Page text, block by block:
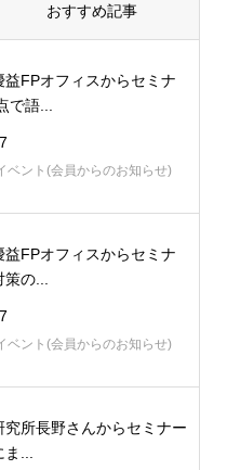
おすすめ記事
益FPオフィスからセミナ
で語...
ベント(会員からのお知らせ)
益FPオフィスからセミナ
の...
ベント(会員からのお知らせ)
究所長野さんからセミナー
...